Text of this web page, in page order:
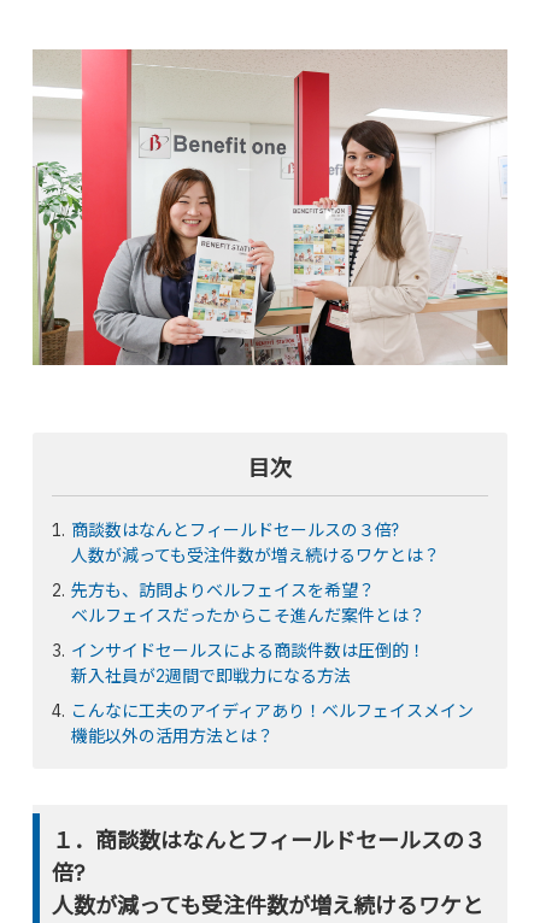
目次
商談数はなんとフィールドセールスの３倍?
人数が減っても受注件数が増え続けるワケとは？
先方も、訪問よりベルフェイスを希望？
ベルフェイスだったからこそ進んだ案件とは？
インサイドセールスによる商談件数は圧倒的！
新入社員が2週間で即戦力になる方法
こんなに工夫のアイディアあり！ベルフェイスメイン
機能以外の活用方法とは？
１．商談数はなんとフィールドセールスの３
倍?
人数が減っても受注件数が増え続けるワケと